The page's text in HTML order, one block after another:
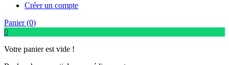
Créer un compte
Panier (0)
0
Votre panier est vide !